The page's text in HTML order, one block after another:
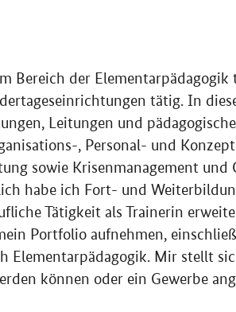
Bereich der
tätig. In
Leitungen und
, Personal- und
sowie Krisenmanagement und
habe ich Fort- und
Tätigkeit als Trainerin
Portfolio aufnehmen,
Elementarpädagogik. Mir stellt
können oder ein Gewerbe